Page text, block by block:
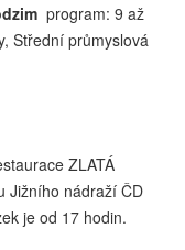
program: 9 až
Střední průmyslová
ZLATÁ
Jižního nádraží ČD
je od 17 hodin.